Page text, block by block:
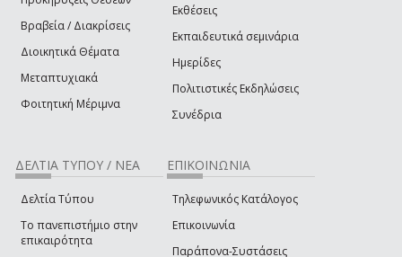
Βραβεία / Διακρίσεις
Διοικητικά Θέματα
Μεταπτυχιακά
Φοιτητική Μέριμνα
Εκθέσεις
Εκπαιδευτικά σεμινάρια
Ημερίδες
Πολιτιστικές Εκδηλώσεις
Συνέδρια
ΔΕΛΤΙΑ ΤΥΠΟΥ / ΝΕΑ
Δελτία Τύπου
Το πανεπιστήμιο στην
επικαιρότητα
ΕΠΙΚΟΙΝΩΝΙΑ
Τηλεφωνικός Κατάλογος
Επικοινωνία
Παράπονα-Συστάσεις